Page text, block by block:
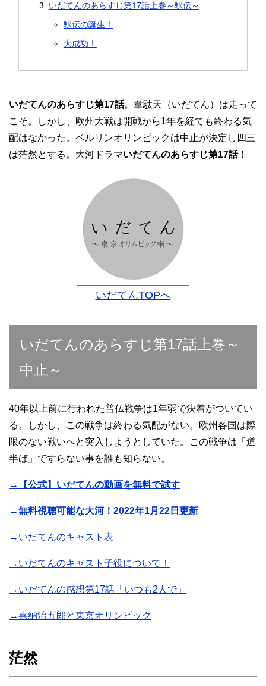
いだてんのあらすじ第17話上巻～駅伝～
駅伝の誕生！
大成功！
いだてんのあらすじ第17話。韋駄天（いだてん）は走って
こそ。しかし、欧州大戦は開戦から1年を経ても終わる気
配はなかった。ベルリンオリンピックは中止が決定し四三
は茫然とする。大河ドラマいだてんのあらすじ第17話！
いだてんTOPへ
いだてんのあらすじ第17話上巻～
中止～
40年以上前に行われた普仏戦争は1年弱で決着がついてい
る。しかし、この戦争は終わる気配がない。欧州各国は際
限のない戦いへと突入しようとしていた。この戦争は「道
半ば」ですらない事を誰も知らない。
→【公式】いだてんの動画を無料で試す
→無料視聴可能な大河！2022年1月22日更新
→いだてんのキャスト表
→いだてんのキャスト子役について！
→いだてんの感想第17話「いつも2人で」
→嘉納治五郎と東京オリンピック
茫然